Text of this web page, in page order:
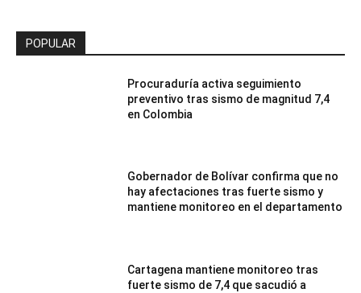
POPULAR
Procuraduría activa seguimiento
preventivo tras sismo de magnitud 7,4
en Colombia
Gobernador de Bolívar confirma que no
hay afectaciones tras fuerte sismo y
mantiene monitoreo en el departamento
Cartagena mantiene monitoreo tras
fuerte sismo de 7,4 que sacudió a